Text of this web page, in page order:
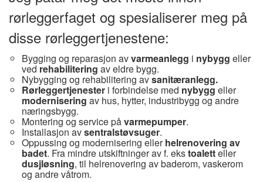
rørleggerfaget og spesialiserer meg på
disse rørleggertjenestene:
Bygging og reparasjon avvarmeanlegg i nybygg eller
ved rehabilitering av eldre bygg.
Nybygging og rehabilitering avsanitæranlegg.
Rørleggertjenester i forbindelse med nybygg eller
modernisering av hus, hytter, industribygg og andre
næringsbygg.
Montering og service påvarmepumper.
Installasjon avsentralstøvsuger.
Oppussing og modernisering ellerhelrenovering av
badet. Fra mindre utskiftninger av f. ekstoaletteller
dusjløsning, til helrenovering av baderom, vaskerom
og andre våtrom.